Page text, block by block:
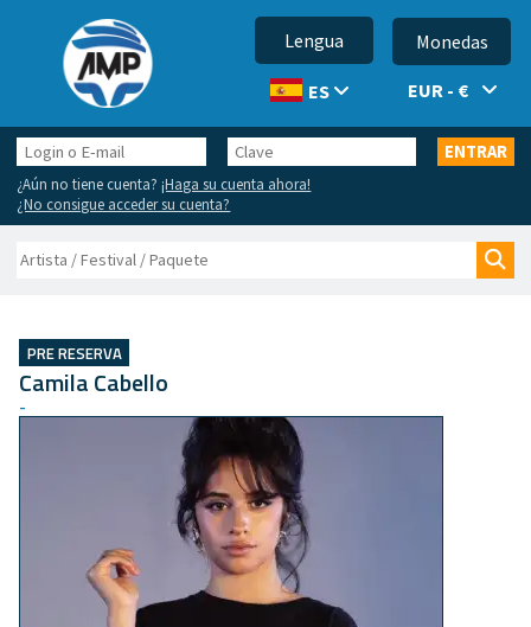
Lengua
ES
Monedas
EUR - €
Login
o
E-
mail
Clave ENTRAR
¿Aún no tiene cuenta?¡Haga su cuenta ahora!
¿No consigue acceder su cuenta?
Buscar
PRE RESERVA
Camila Cabello
-